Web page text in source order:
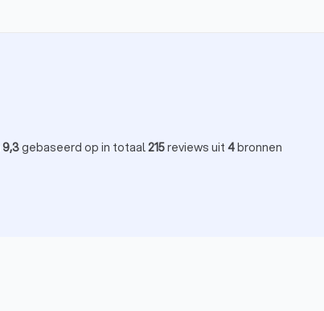
9,3gebaseerd op in totaal215reviews uit 4bronnen